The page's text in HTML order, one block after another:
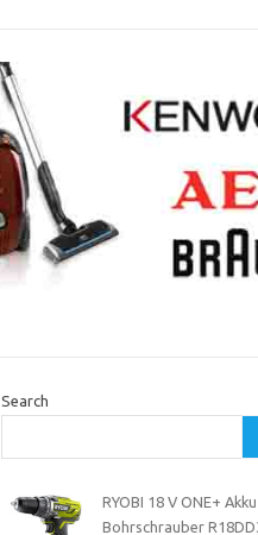
Search
RYOBI 18 V ONE+
Bohrschrauber